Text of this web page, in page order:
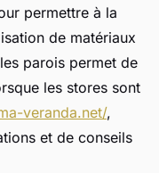
permettre à la
de matériaux
parois permet de
les stores sont
veranda.net/,
et de conseils